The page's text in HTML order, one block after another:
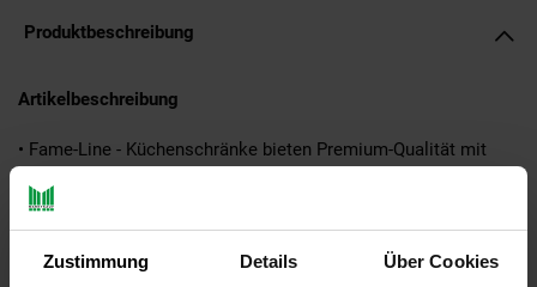
Zustimmung Details Über Cookies
Produktbeschreibung
Artikelbeschreibung
• Fame-Line - Küchenschränke bieten Premium-Qualität mit
und Metall-Vollauszügen zu fairen Preisen.
• Der Hochschrank für die Küche bietet die Möglichkeit,
zusätzliche Module zu erwerben und das Modul nach Belieben
umzustellen. Flexibilität und Erweiterbarkeit sind damit